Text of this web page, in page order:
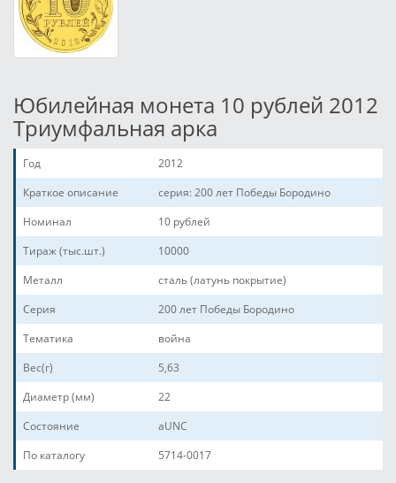
Юбилейная монета 10 рублей 2012
Триумфальная арка
Год
2012
Краткое описание
серия: 200 лет Победы Бородино
Номинал
10 рублей
Тираж (тыс.шт.)
10000
Металл
сталь (латунь покрытие)
Серия
200 лет Победы Бородино
Тематика
война
Вес(г)
5,63
Диаметр (мм)
22
Состояние
aUNC
По каталогу
5714-0017